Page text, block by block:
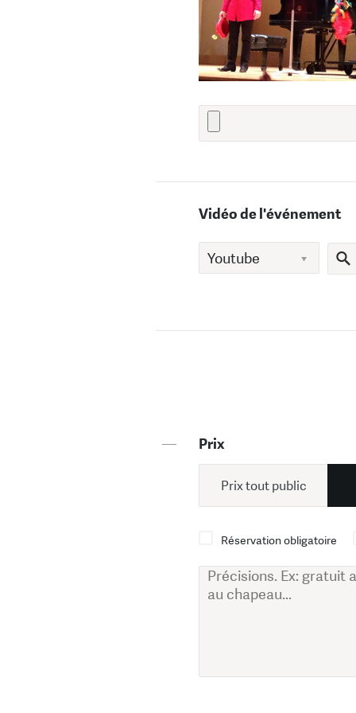
Vidéo de l'événement
— Prix
Prix tout public
Réservation obligatoire